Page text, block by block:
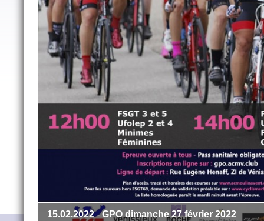
15.02.2022-GPO dimanche 27 février 2022